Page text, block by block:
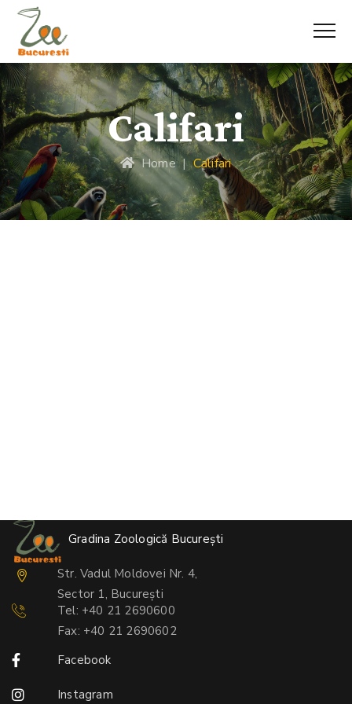
Califari
Home|Califari
Gradina Zoologică București
Str. Vadul Moldovei Nr. 4,
Sector 1, București
Tel: +40 21 2690600
Fax: +40 21 2690602
Facebook
Instagram